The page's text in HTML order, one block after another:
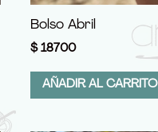
Bolso Abril
$18700
AÑADIR AL CARRITO